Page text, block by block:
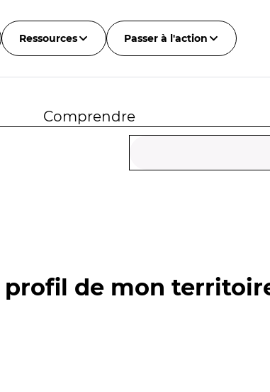
Ressources Passer à l'action
Comprendre
profil de mon